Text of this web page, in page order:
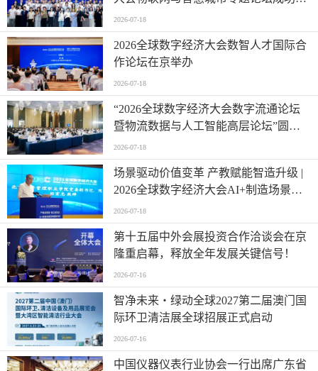
办
2026-07-18
2026全球数字经济大会数智人才国际合
作论坛在京举办
2026-07-18
“2026全球数字经济大会数字流通论坛
暨物流数据与人工智能高层论坛”圆满
成功举办
2026-07-18
场景驱动价值变革 产教赋能智造升级 |
2026全球数字经济大会AI+制造场景落
地国际论坛成功举办
2026-07-18
第十五届中外会展投资合作洽谈会在京
隆重启幕，释放全年发展关键信号！
2026-07-16
智净未来・绿动全球2027第二届澳门国
际环卫清洁展全球招展正式启动
2026-07-16
中国仪器仪表行业协会一行出席广东省